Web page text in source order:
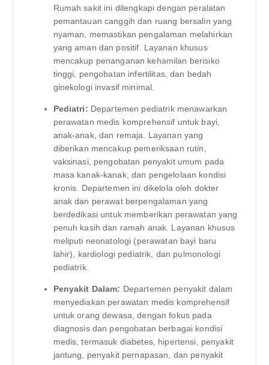
Rumah sakit ini dilengkapi dengan peralatan
pemantauan canggih dan ruang bersalin yang
nyaman, memastikan pengalaman melahirkan
yang aman dan positif. Layanan khusus
mencakup penanganan kehamilan berisiko
tinggi, pengobatan infertilitas, dan bedah
ginekologi invasif minimal.
Pediatri: Departemen pediatrik menawarkan
perawatan medis komprehensif untuk bayi,
anak-anak, dan remaja. Layanan yang
diberikan mencakup pemeriksaan rutin,
vaksinasi, pengobatan penyakit umum pada
masa kanak-kanak, dan pengelolaan kondisi
kronis. Departemen ini dikelola oleh dokter
anak dan perawat berpengalaman yang
berdedikasi untuk memberikan perawatan yang
penuh kasih dan ramah anak. Layanan khusus
meliputi neonatologi (perawatan bayi baru
lahir), kardiologi pediatrik, dan pulmonologi
pediatrik.
Penyakit Dalam: Departemen penyakit dalam
menyediakan perawatan medis komprehensif
untuk orang dewasa, dengan fokus pada
diagnosis dan pengobatan berbagai kondisi
medis, termasuk diabetes, hipertensi, penyakit
jantung, penyakit pernapasan, dan penyakit